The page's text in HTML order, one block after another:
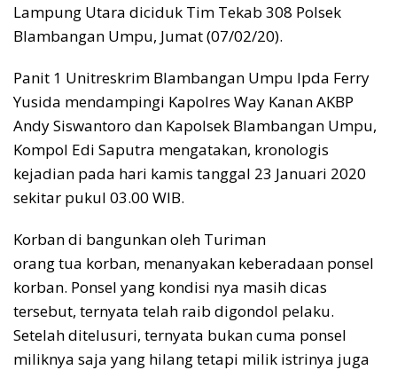
Lampung Utara diciduk Tim Tekab 308 Polsek
Blambangan Umpu, Jumat (07/02/20).
Panit 1 Unitreskrim Blambangan Umpu Ipda Ferry
Yusida mendampingi Kapolres Way Kanan AKBP
Andy Siswantoro dan Kapolsek Blambangan Umpu,
Kompol Edi Saputra mengatakan, kronologis
kejadian pada hari kamis tanggal 23 Januari 2020
sekitar pukul 03.00 WIB.
Korban di bangunkan oleh Turiman
orang tua korban, menanyakan keberadaan ponsel
korban. Ponsel yang kondisi nya masih dicas
tersebut, ternyata telah raib digondol pelaku.
Setelah ditelusuri, ternyata bukan cuma ponsel
miliknya saja yang hilang tetapi milik istrinya juga